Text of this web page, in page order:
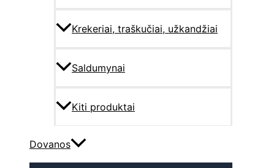
Krekeriai, traškučiai, užkandžiai
Saldumynai
Kiti produktai
Dovanos